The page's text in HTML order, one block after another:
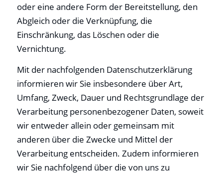
oder eine andere Form der Bereitstellung, den
Abgleich oder die Verknüpfung, die
Einschränkung, das Löschen oder die
Vernichtung.
Mit der nachfolgenden Datenschutzerklärung
informieren wir Sie insbesondere über Art,
Umfang, Zweck, Dauer und Rechtsgrundlage der
Verarbeitung personenbezogener Daten, soweit
wir entweder allein oder gemeinsam mit
anderen über die Zwecke und Mittel der
Verarbeitung entscheiden. Zudem informieren
wir Sie nachfolgend über die von uns zu